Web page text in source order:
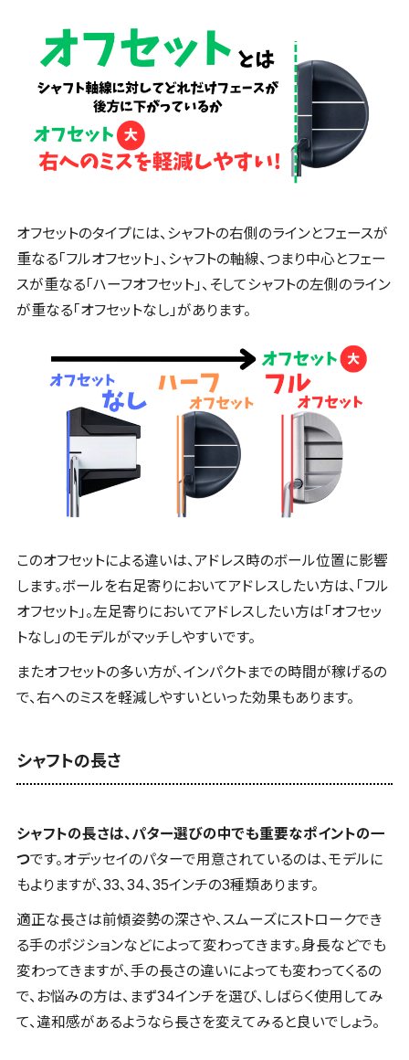
オフセットのタイプには、シャフトの右側のラインとフェースが
重なる「フルオフセット」、シャフトの軸線、つまり中心とフェー
スが重なる「ハーフオフセット」、そしてシャフトの左側のライン
が重なる「オフセットなし」があります。
このオフセットによる違いは、アドレス時のボール位置に影響
します。ボールを右足寄りにおいてアドレスしたい方は、「フル
オフセット」。左足寄りにおいてアドレスしたい方は「オフセッ
トなし」のモデルがマッチしやすいです。
またオフセットの多い方が、インパクトまでの時間が稼げるの
で、右へのミスを軽減しやすいといった効果もあります。
シャフトの長さ
シャフトの長さは、パター選びの中でも重要なポイントの一
つです。オデッセイのパターで用意されているのは、モデルに
もよりますが、33､34､35インチの3種類あります。
適正な長さは前傾姿勢の深さや、スムーズにストロークでき
る手のポジションなどによって変わってきます。身長などでも
変わってきますが、手の長さの違いによっても変わってくるの
で、お悩みの方は、まず34インチを選び、しばらく使用してみ
て、違和感があるようなら長さを変えてみると良いでしょう。